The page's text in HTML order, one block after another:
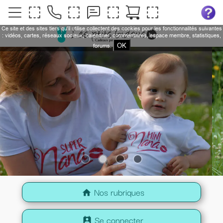
home Nos rubriques
perm_contact_calendar Se connecter
Ce site et des sites tiers qu'il utilise collectent des cookies pour les fonctionnalités suivantes
: vidéos, cartes, réseaux sociaux, calendrier, commentaires, espace membre, statistiques,
forums.
OK